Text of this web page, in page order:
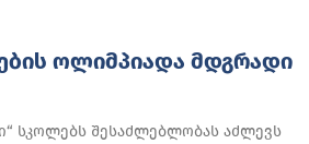
ᲝᲚᲘᲛᲞᲘᲐᲓᲐ ᲛᲓᲒᲠᲐᲓᲘ
სკოლებს შესაძლებლობას აძლევს